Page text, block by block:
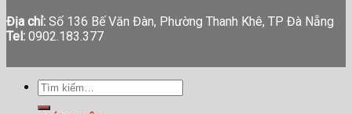
Địa chỉ: Số 136 Bế Văn Đàn, Phường Thanh Khê, TP Đà Nẵng
Tel: 0902.183.377
Tìm
kiếm: